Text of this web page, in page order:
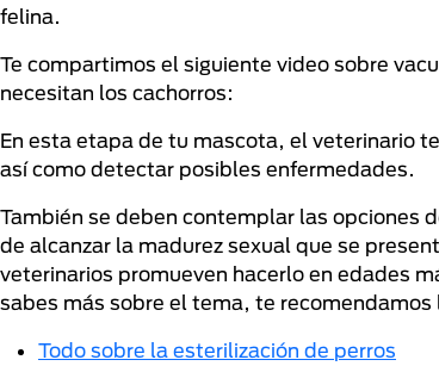
felina.
Te compartimos el siguiente video sobre
necesitan los cachorros:
En esta etapa de tu mascota, el veterinario
así como detectar posibles enfermedades.
También se deben contemplar las opciones
de alcanzar la madurez sexual que se
veterinarios promueven hacerlo en edades
sabes más sobre el tema, te recomendamos
Todo sobre la esterilización de perros